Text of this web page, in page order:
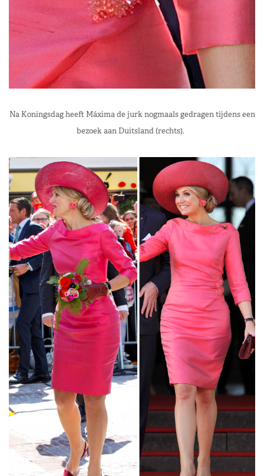
Na Koningsdag heeft Máxima de jurk nogmaals gedragen tijdens een
bezoek aan Duitsland (rechts).